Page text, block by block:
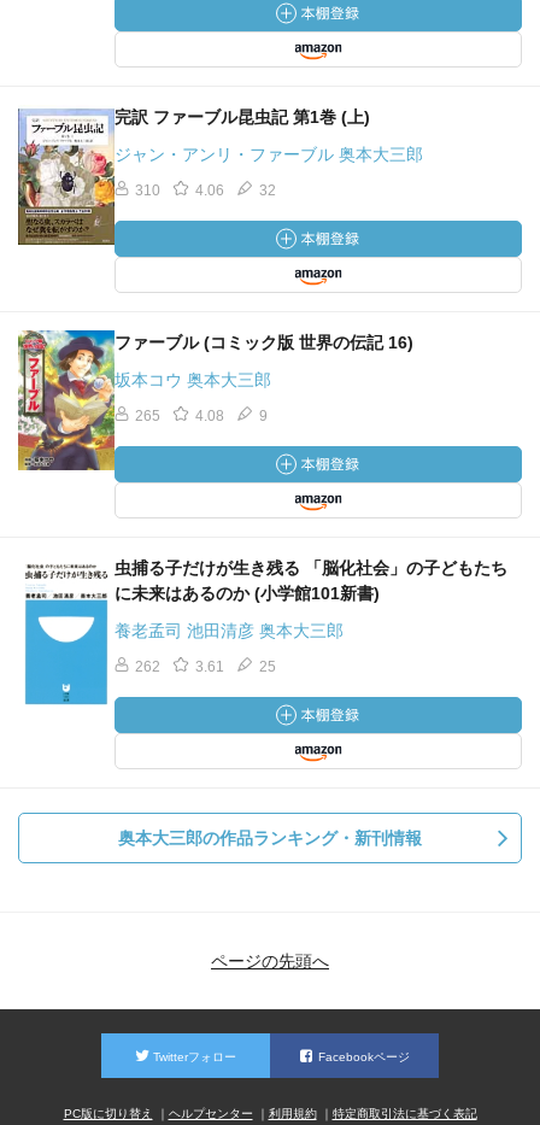
完訳 ファーブル昆虫記 第1巻 (上)
ジャン・アンリ・ファーブル 奥本大三郎
310 4.06 32
ファーブル (コミック版 世界の伝記 16)
坂本コウ 奥本大三郎
265 4.08 9
虫捕る子だけが生き残る 「脳化社会」の子どもたち
に未来はあるのか (小学館101新書)
養老孟司 池田清彦 奥本大三郎
262 3.61 25
奥本大三郎の作品ランキング・新刊情報
ページの先頭へ
Twitterフォロー Facebookページ
PC版に切り替え ヘルプセンター 利用規約 特定商取引法に基づく表記